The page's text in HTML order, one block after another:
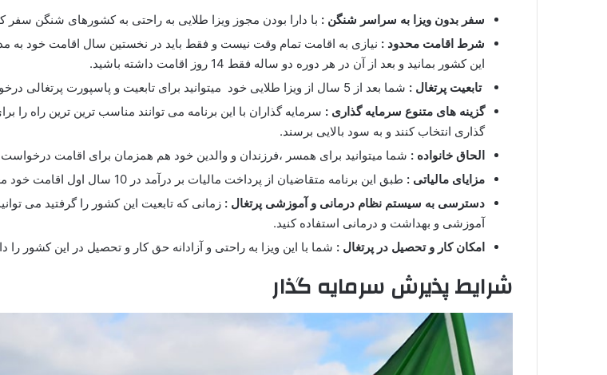
سفر بدون ویزا به سراسر شنگن : با دارا بودن مجوز ویزا طلایی به راحتی به کشورهای شنگن سفر
شرط اقامت محدود :
این کشور بمانید و بعد از آن در هر دوره دو ساله فقط 14 روز اقامت داشته باشید.
تابعیت پرتغال : شما بعد از 5 سال از ویزا طلایی خود میتوانید برای تابعیت و پاسپورت پرتغالی درخواست دهید .
گزینه های متنوع سرمایه گذاری : سرمایه گذاران با این برنامه می توانند مناسب ترین ترین راه را
گذاری انتخاب کنند و به سود بالایی برسند.
الحاق خانواده : شما میتوانید برای همسر ،‌فرزندان و والدین خود هم همزمان برای اقامت
مزایای مالیاتی : طبق این برنامه متقاضیان از پرداخت مالیات بر درآمد در 10 سال اول اقامت خود معاف هستند.
دسترسی به سیستم نظام درمانی و آموزشی پرتغال : زمانی که تابعیت این کشور را گرفتید می
آموزشی و بهداشت و درمانی استفاده کنید.
امکان کار و تحصیل در پرتغال :‌ شما با این ویزا به راحتی و آزادانه حق کار و تحصیل در این کشور را
شرایط پذیرش سرمایه گذار